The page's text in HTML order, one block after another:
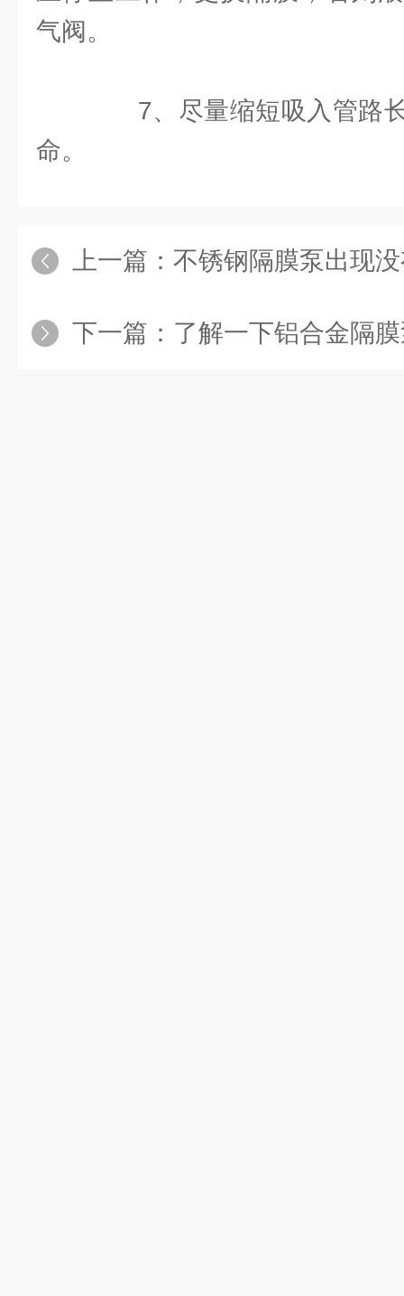
气阀。
7、尽量缩短吸入管路长
命。
上一篇： 不锈钢隔膜泵出现没
下一篇： 了解一下铝合金隔